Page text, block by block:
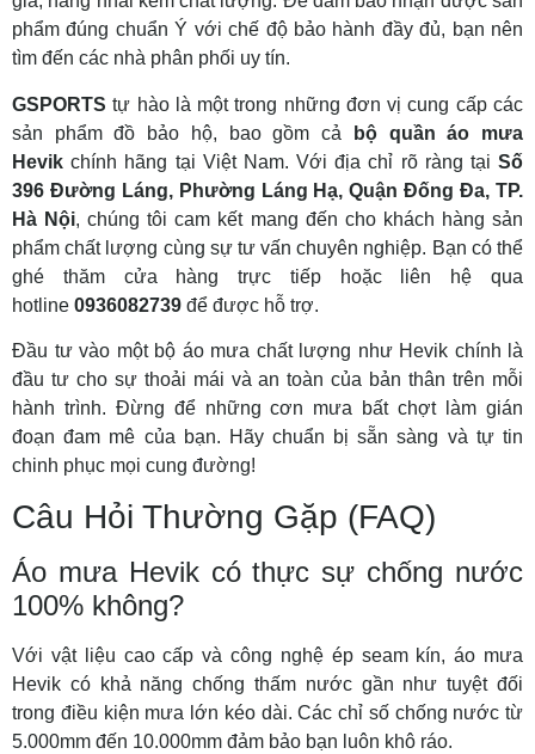
phẩm đúng chuẩn Ý với chế độ bảo hành đầy đủ, bạn nên
tìm đến các nhà phân phối uy tín.
GSPORTS tự hào là một trong những đơn vị cung cấp các
sản phẩm đồ bảo hộ, bao gồm cả
bộ quần áo mưa
Hevik chính hãng tại Việt Nam. Với địa chỉ rõ ràng tại Số
396 Đường Láng, Phường Láng Hạ, Quận Đống Đa, TP.
Hà Nội, chúng tôi cam kết mang đến cho khách hàng sản
phẩm chất lượng cùng sự tư vấn chuyên nghiệp. Bạn có thể
ghé thăm cửa hàng trực tiếp hoặc liên hệ qua
hotline 0936082739 để được hỗ trợ.
Đầu tư vào một bộ áo mưa chất lượng như Hevik chính là
đầu tư cho sự thoải mái và an toàn của bản thân trên mỗi
hành trình. Đừng để những cơn mưa bất chợt làm gián
đoạn đam mê của bạn. Hãy chuẩn bị sẵn sàng và tự tin
chinh phục mọi cung đường!
Câu Hỏi Thường Gặp (FAQ)
Áo mưa Hevik có thực sự chống nước
100% không?
Với vật liệu cao cấp và công nghệ ép seam kín, áo mưa
Hevik có khả năng chống thấm nước gần như tuyệt đối
trong điều kiện mưa lớn kéo dài. Các chỉ số chống nước từ
5.000mm đến 10.000mm đảm bảo bạn luôn khô ráo.